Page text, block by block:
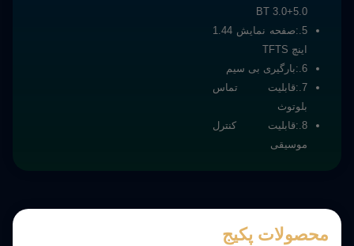
5.0+3.0 BT
5.:
صفحه نمایش 1.44
اینچ TFTS
6.: بارگیری بی سیم
7.: قابلیت تماس
بلوتوث
8.: قابلیت کنترل
موسیقی
محصولات پکیج